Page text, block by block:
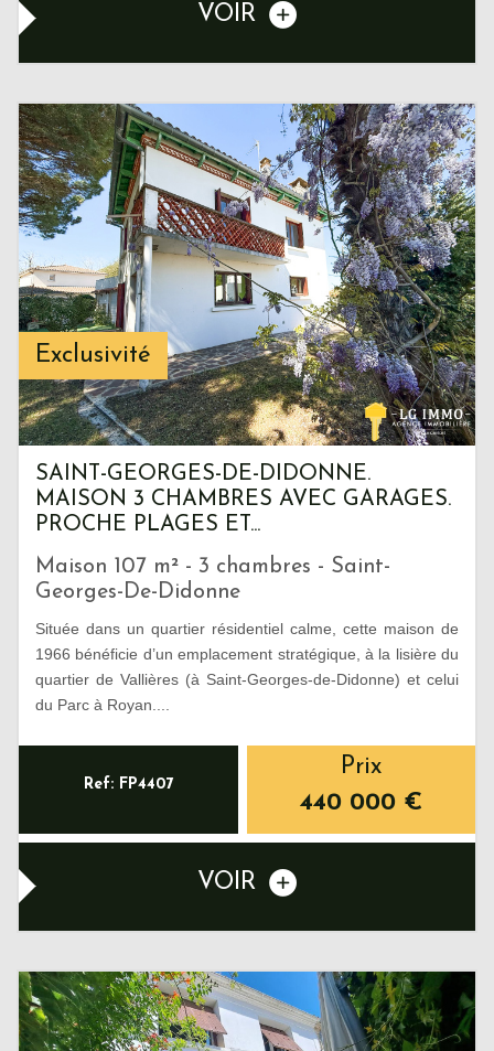
VOIR
Exclusivité
SAINT-GEORGES-DE-DIDONNE.
MAISON 3 CHAMBRES AVEC GARAGES.
PROCHE PLAGES ET...
Maison 107 m² - 3 chambres - Saint-
Georges-De-Didonne
Située dans un quartier résidentiel calme, cette maison de
1966 bénéficie d’un emplacement stratégique, à la lisière du
quartier de Vallières (à Saint-Georges-de-Didonne) et celui
du Parc à Royan....
Ref: FP4407
Prix
440 000 €
VOIR